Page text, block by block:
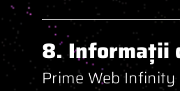
8. Informații
Prime Web Infinity